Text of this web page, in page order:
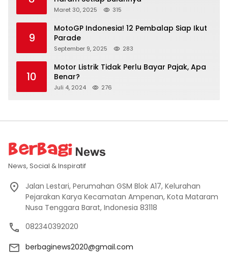
Maret 30, 2025 315
9
MotoGP Indonesia! 12 Pembalap Siap Ikut
Parade
September 9, 2025 283
10
Motor Listrik Tidak Perlu Bayar Pajak, Apa
Benar?
Juli 4, 2024 276
News, Social & Inspiratif
Jalan Lestari, Perumahan GSM Blok A17, Kelurahan
Pejarakan Karya Kecamatan Ampenan, Kota Mataram
Nusa Tenggara Barat, Indonesia 83118
082340392020
berbaginews2020@gmail.com